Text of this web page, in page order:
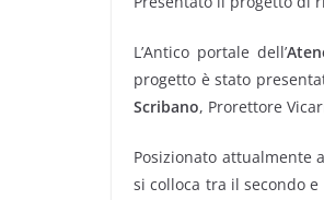
L’Antico portale dell’
progetto è stato
Scribano, Prorettore
Posizionato attualmente
si colloca tra il secondo